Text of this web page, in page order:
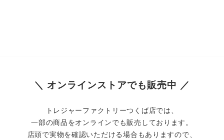
＼ オンラインストアでも販売中 ／
トレジャーファクトリーつくば店では、
一部の商品をオンラインでも販売しております。
店頭で実物を確認いただける場合もありますので、